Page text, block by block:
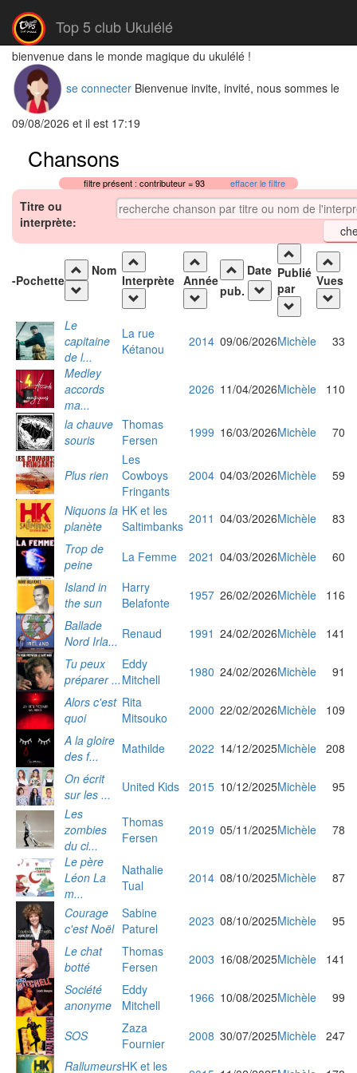
Top 5 club Ukulélé
bienvenue dans le monde magique du ukulélé !
se connecter Bienvenue invite, invité, nous sommes le
09/08/2026 et il est 17:19
Chansons
filtre présent : contributeur = 93 effacer le filtre
Titre ou
interprète:
-Pochette
Nom
Interprète Année
Date
pub.
Publié
par
Vues
Le
capitaine
de l...
La rue
Kétanou
2014 09/06/2026Michèle
33
Medley
accords
ma...
2026 11/04/2026Michèle 110
la chauve
souris
Thomas
Fersen
1999 16/03/2026Michèle 70
Plus rien
Les
Cowboys
Fringants
2004 04/03/2026Michèle 59
Niquons la
planète
HK et les
Saltimbanks 2011 04/03/2026Michèle
83
Trop de
peine
La Femme 2021 04/03/2026Michèle
60
Island in
the sun
Harry
Belafonte
1957 26/02/2026Michèle
116
Ballade
Nord Irla... Renaud 1991 24/02/2026Michèle
141
Tu peux
préparer ...
Eddy
Mitchell
1980 24/02/2026Michèle
91
Alors c'est
quoi
Rita
Mitsouko
2000 22/02/2026Michèle
109
A la gloire
des f...
Mathilde 2022 14/12/2025Michèle 208
On écrit
sur les ...
United Kids 2015 10/12/2025Michèle
95
Les
zombies
du ci...
Thomas
Fersen
2019 05/11/2025Michèle
78
Le père
Léon La
m...
Nathalie
Tual
2014 08/10/2025Michèle 87
Courage
c'est Noël
Sabine
Paturel
2023 08/10/2025Michèle
95
Le chat
botté
Thomas
Fersen
2003 16/08/2025Michèle
141
Société
anonyme
Eddy
Mitchell
1966 10/08/2025Michèle 99
SOS
Zaza
Fournier
2008 30/07/2025Michèle 247
RallumeursHK et les